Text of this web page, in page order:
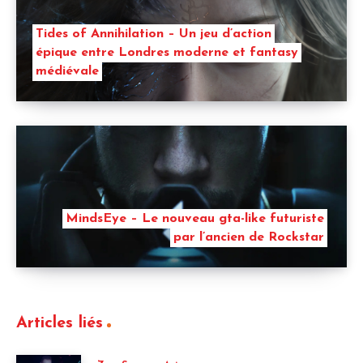
Tides of Annihilation – Un jeu d’action
épique entre Londres moderne et fantasy
médiévale
MindsEye – Le nouveau gta-like futuriste
par l’ancien de Rockstar
Articles liés